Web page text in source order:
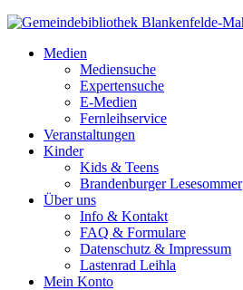
Medien
Mediensuche
Expertensuche
E-Medien
Fernleihservice
Veranstaltungen
Kinder
Kids & Teens
Brandenburger Lesesommer
Über uns
Info & Kontakt
FAQ & Formulare
Datenschutz & Impressum
Lastenrad Leihla
Mein Konto